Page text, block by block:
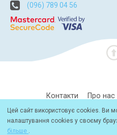
(096) 789 04 56
Контакти Про нас
Політика
Цей сайт використовує cookies. Ви
налаштування cookies у своєму
більше .